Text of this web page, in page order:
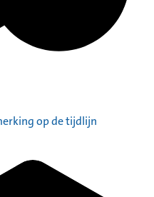
op de tijdlijn